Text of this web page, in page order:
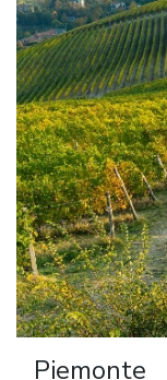
Piemonte